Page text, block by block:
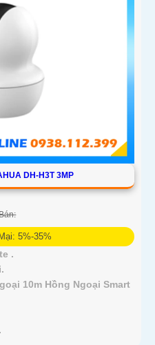
DH-H3T 3MP
5%-35%
.
10m Hồng Ngoại Smart